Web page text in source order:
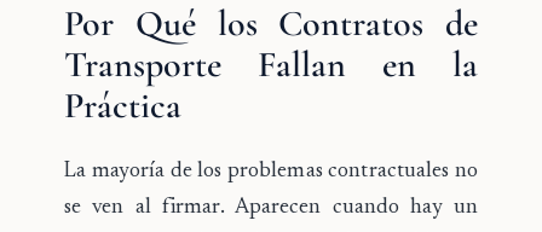
Por Qué los Contratos de
Transporte Fallan en la
Práctica
La mayoría de los problemas contractuales no
se ven al firmar. Aparecen cuando hay un